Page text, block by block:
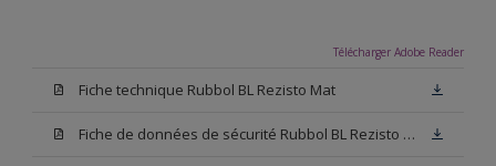
Télécharger Adobe Reader
Fiche technique Rubbol BL Rezisto Mat
Fiche de données de sécurité Rubbol BL Rezisto Mat Base W05